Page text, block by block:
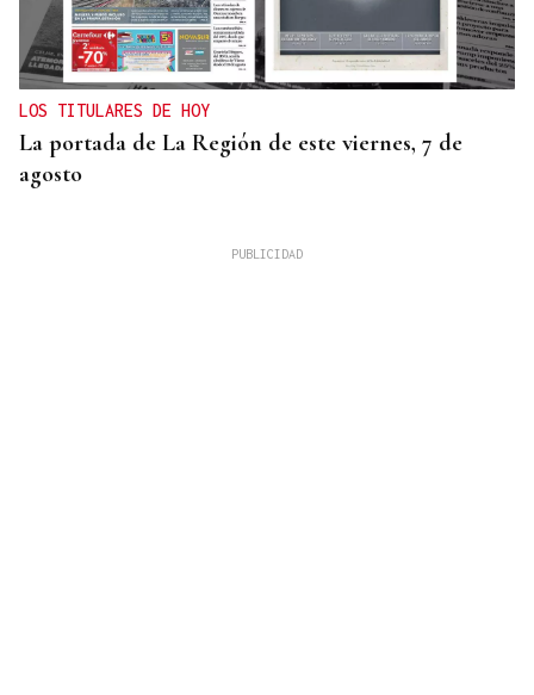
LOS TITULARES DE HOY
La portada de La Región de este viernes, 7 de
agosto